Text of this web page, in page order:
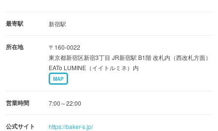
最寄駅 新宿駅
所在地
〒160-0022
東京都新宿区新宿3丁目 JR新宿駅 B1階 改札内（西改札方面）
EATo LUMINE（イイトルミネ）内
MAP
営業時間 7:00～22:00
公式サイト https://baker-s.jp/